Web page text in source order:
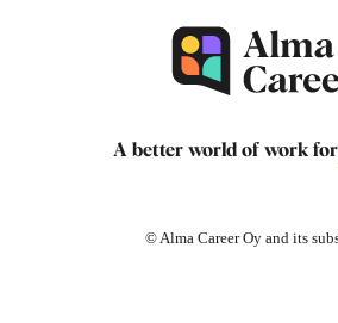
A better world of work for
© Alma Career Oy and its